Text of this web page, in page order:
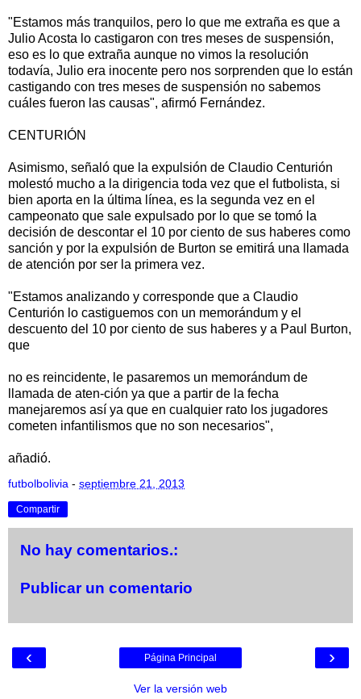
"Estamos más tranquilos, pero lo que me extraña es que a
Julio Acosta lo castigaron con tres meses de suspensión,
eso es lo que extraña aunque no vimos la resolución
todavía, Julio era inocente pero nos sorprenden que lo están
castigando con tres meses de suspensión no sabemos
cuáles fueron las causas", afirmó Fernández.
CENTURIÓN
Asimismo, señaló que la expulsión de Claudio Centurión
molestó mucho a la dirigencia toda vez que el futbolista, si
bien aporta en la última línea, es la segunda vez en el
campeonato que sale expulsado por lo que se tomó la
decisión de descontar el 10 por ciento de sus haberes como
sanción y por la expulsión de Burton se emitirá una llamada
de atención por ser la primera vez.
"Estamos analizando y corresponde que a Claudio
Centurión lo castiguemos con un memorándum y el
descuento del 10 por ciento de sus haberes y a Paul Burton,
que
no es reincidente, le pasaremos un memorándum de
llamada de aten-ción ya que a partir de la fecha
manejaremos así ya que en cualquier rato los jugadores
cometen infantilismos que no son necesarios",
añadió.
futbolbolivia - septiembre 21, 2013
Compartir
No hay comentarios.:
Publicar un comentario
‹ ›
Página Principal
Ver la versión web